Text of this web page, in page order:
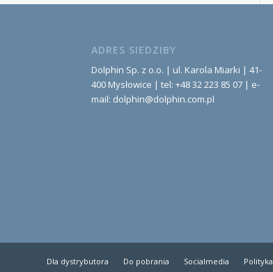
ADRES SIEDZIBY
Dolphin Sp. z o.o. | ul. Karola Miarki | 41-
400 Mysłowice | tel: +48 32 223 85 07 | e-
mail: dolphin@dolphin.com.pl
Dla dystrybutora Do pobrania Socialmedia Polityka